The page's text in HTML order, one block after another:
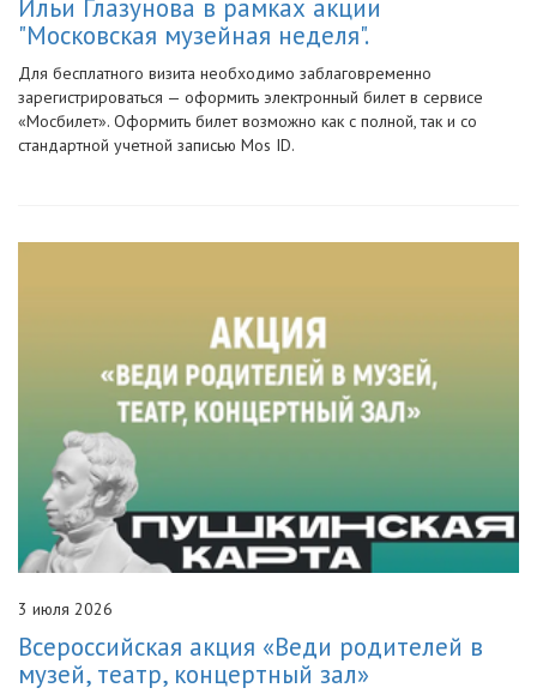
Ильи Глазунова в рамках акции
"Московская музейная неделя".
Для бесплатного визита необходимо заблаговременно
зарегистрироваться — оформить электронный билет в сервисе
«Мосбилет». Оформить билет возможно как с полной, так и со
стандартной учетной записью Mos ID.
3 июля 2026
Всероссийская акция «Веди родителей в
музей, театр, концертный зал»